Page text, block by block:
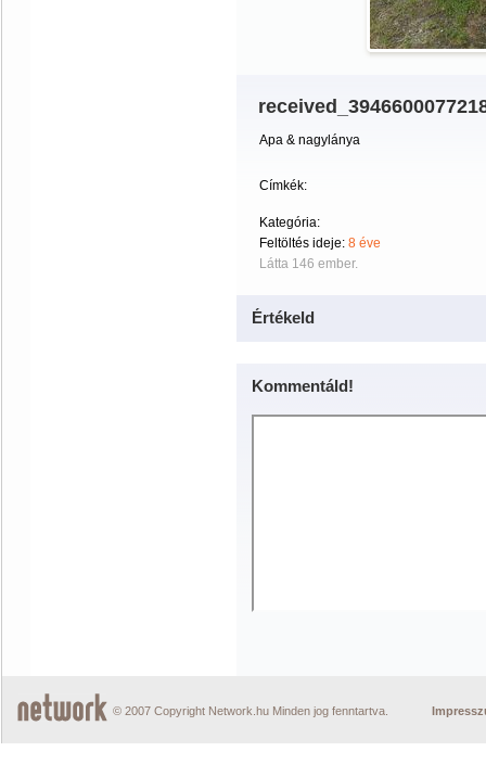
Apa & nagylánya
Címkék:
Kategória:
Feltöltés ideje: 8 éve
Látta 146 ember.
Értékeld
Kommentáld!
© 2007 Copyright Network.hu Minden jog fenntartva.